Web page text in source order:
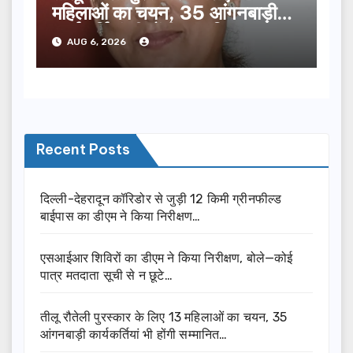
महिलाओं का चयन, 35 आंगनबाड़ी
कार्यकर्तियां भी होंगी सम्मानित…
AUG 6, 2026
Recent Posts
दिल्ली-देहरादून कॉरिडोर से जुड़ी 12 किमी ग्रीनफील्ड
बाईपास का डीएम ने किया निरीक्षण…
एसआईआर शिविरों का डीएम ने किया निरीक्षण, बोले—कोई
पात्र मतदाता सूची से न छूटे…
तीलू रौतेली पुरस्कार के लिए 13 महिलाओं का चयन, 35
आंगनबाड़ी कार्यकर्तियां भी होंगी सम्मानित…